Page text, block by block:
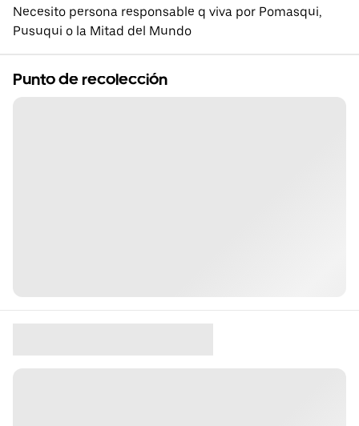
Necesito persona responsable q viva por Pomasqui,
Pusuqui o la Mitad del Mundo
Punto de recolección